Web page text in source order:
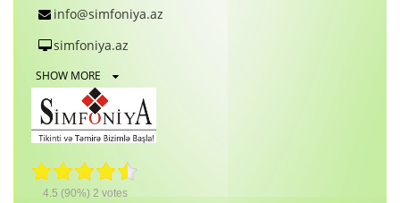
info@simfoniya.az
simfoniya.az
SHOW MORE
4.5 (90%) 2 votes